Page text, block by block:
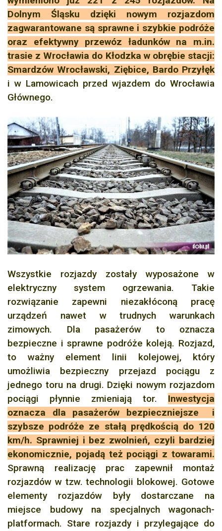
Dolnym Śląsku dzięki nowym rozjazdom
zagwarantowane są sprawne i szybkie podróże
oraz efektywny przewóz ładunków na m.in.
trasie z Wrocławia do Kłodzka w obrębie stacji:
Smardzów Wrocławski, Ziębice, Bardo Przyłęk
i w Lamowicach przed wjazdem do Wrocławia
Głównego.
Wszystkie rozjazdy zostały wyposażone w
elektryczny system ogrzewania. Takie
rozwiązanie zapewni niezakłóconą pracę
urządzeń nawet w trudnych warunkach
zimowych. Dla pasażerów to oznacza
bezpieczne i sprawne podróże koleją. Rozjazd,
to ważny element linii kolejowej, który
umożliwia bezpieczny przejazd pociągu z
jednego toru na drugi. Dzięki nowym rozjazdom
pociągi płynnie zmieniają tor. Inwestycja
oznacza dla pasażerów bezpieczniejsze i
szybsze podróże ze stałą prędkością do 120
km/h. Sprawniej i bez zwolnień, czyli bardziej
ekonomicznie, pojadą też pociągi z towarami.
Sprawną realizację prac zapewnił montaż
rozjazdów w tzw. technologii blokowej. Gotowe
elementy rozjazdów były dostarczane na
miejsce budowy na specjalnych wagonach-
platformach. Stare rozjazdy i przylegające do